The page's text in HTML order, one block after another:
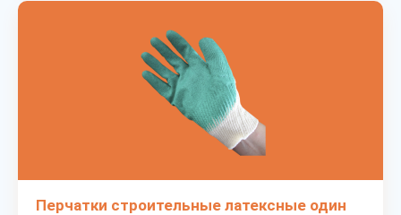
Перчатки строительные латексные один